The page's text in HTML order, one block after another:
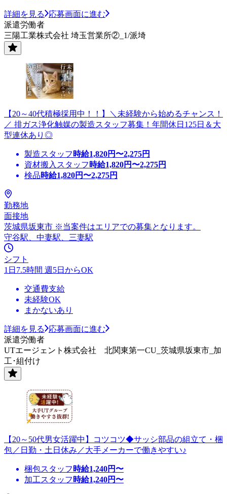
詳細を見る
応募画面に進む
派遣労働者
三陽工業株式会社 埼玉営業所②_1/派埼
【20～40代積極採用中！！】＼未経験から始めるチャンス！
／ 排ガス浄化触媒の製造スタッフ募集！年間休日125日＆大
型連休あり◎
製造スタッフ 時給1,820円〜2,275円
資材搬入スタッフ 時給1,820円〜2,275円
検品時給1,820円〜2,275円
勤務地
面接地
茨城県坂東市 ※当案件はエリアでの募集となります。
守谷駅、中妻駅、三妻駅
シフト
1日7.5時間 週5日からOK
交通費支給
未経験OK
まかないあり
詳細を見る
応募画面に進む
派遣労働者
UTエージェント株式会社 北関東第一CU_茨城県坂東市_加
工･組付け
【20～50代男女活躍中】コツコツ◆サッシ部品の組立て・梱
包／日勤・土日休み／大手メーカーで働きやすい♪
梱包スタッフ 時給1,240円〜
加工スタッフ 時給1,240円〜